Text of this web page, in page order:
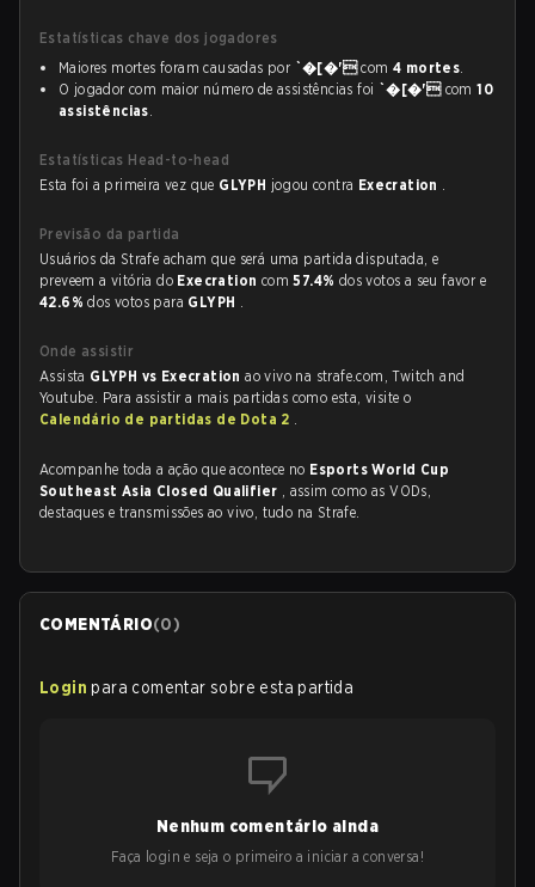
Estatísticas chave dos jogadores
Maiores mortes foram causadas por `�[�'com4 mortes.
O jogador com maior número de assistências foi `�[�'com10
assistências.
Estatísticas Head-to-head
Esta foi a primeira vez que GLYPH jogou contra Execration .
Previsão da partida
Usuários da Strafe acham que será uma partida disputada, e
preveem a vitória do Execration com57.4% dos votos a seu favor e
42.6%dos votos para GLYPH .
Onde assistir
Assista GLYPH vs Execrationao vivo na strafe.com, Twitch and
Youtube. Para assistir a mais partidas como esta, visite o
Calendário de partidas de Dota 2 .
Acompanhe toda a ação que acontece no Esports World Cup
Southeast Asia Closed Qualifier , assim como as VODs,
destaques e transmissões ao vivo, tudo na Strafe.
COMENTÁRIO(0)
Login para comentar sobre esta partida
Nenhum comentário ainda
Faça login e seja o primeiro a iniciar a conversa!